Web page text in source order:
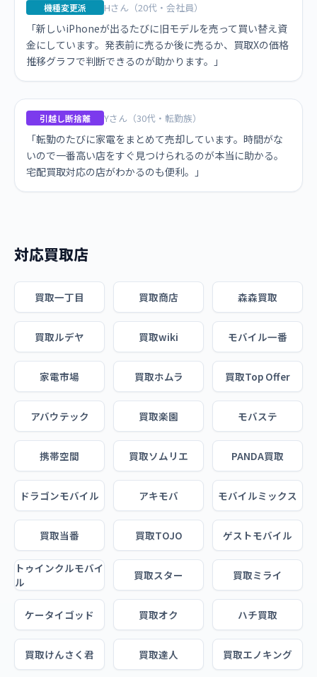
機種変更派 Hさん（20代・会社員）
「新しいiPhoneが出るたびに旧モデルを売って買い替え資
金にしています。発表前に売るか後に売るか、買取Xの価格
推移グラフで判断できるのが助かります。」
引越し断捨離 Yさん（30代・転勤族）
「転勤のたびに家電をまとめて売却しています。時間がな
いので一番高い店をすぐ見つけられるのが本当に助かる。
宅配買取対応の店がわかるのも便利。」
対応買取店
買取一丁目 買取商店 森森買取
買取ルデヤ 買取wiki モバイル一番
家電市場 買取ホムラ 買取Top Offer
アバウテック 買取楽園 モバステ
携帯空間 買取ソムリエ PANDA買取
ドラゴンモバイル アキモバ モバイルミックス
買取当番 買取TOJO ゲストモバイル
トゥインクルモバイ
ル
買取スター 買取ミライ
ケータイゴッド 買取オク ハチ買取
買取けんさく君 買取達人 買取エノキング